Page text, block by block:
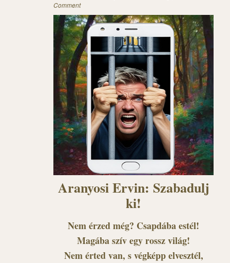
Comment
Aranyosi Ervin: Szabadulj
ki!
Nem érzed még? Csapdába estél!
Magába szív egy rossz világ!
Nem érted van, s végképp elvesztél,